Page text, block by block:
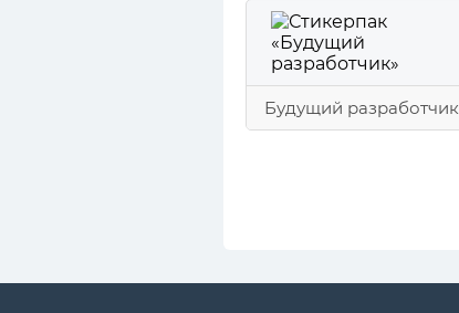
Будущий разработчик